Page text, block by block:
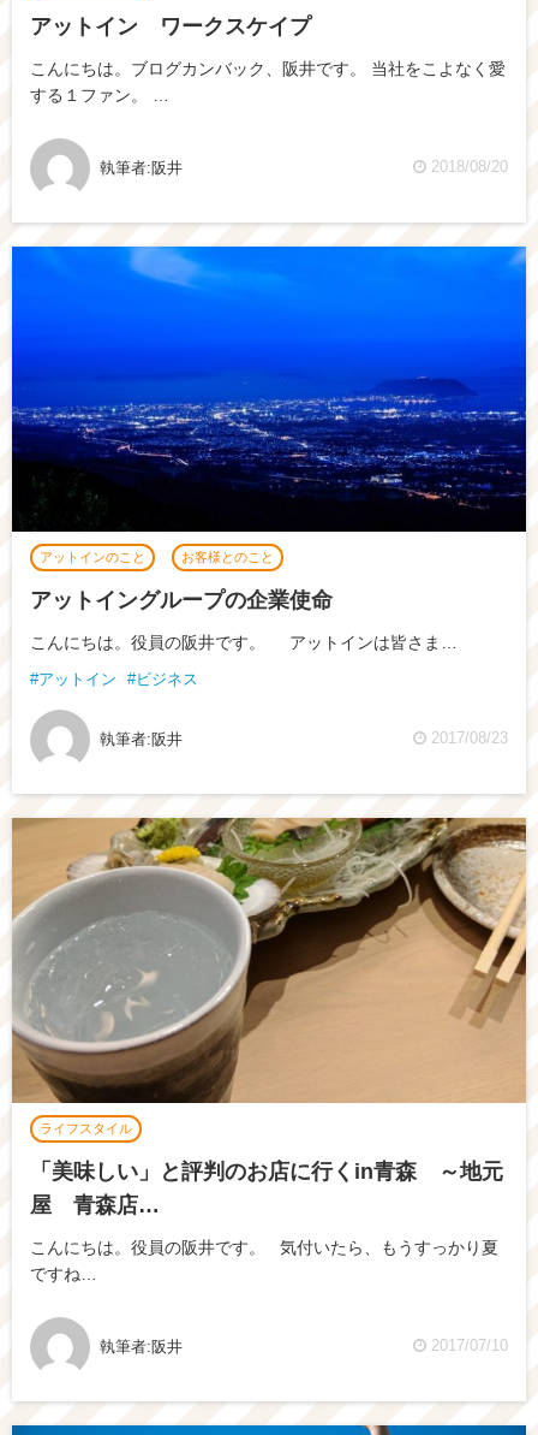
アットイン ワークスケイプ
こんにちは。ブログカンバック、阪井です。 当社をこよなく愛
する１ファン。 …
執筆者:阪井 2018/08/20
アットインのこと お客様とのこと
アットイングループの企業使命
こんにちは。役員の阪井です。 アットインは皆さま…
アットイン ビジネス
執筆者:阪井 2017/08/23
ライフスタイル
「美味しい」と評判のお店に行くin青森 ～地元
屋 青森店…
こんにちは。役員の阪井です。 気付いたら、もうすっかり夏
ですね…
執筆者:阪井 2017/07/10